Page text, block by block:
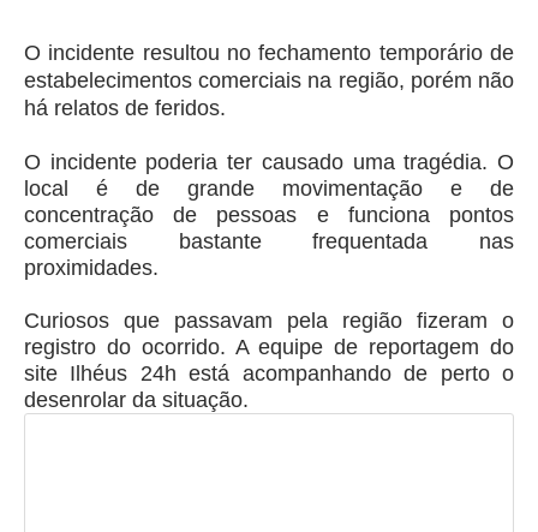
O incidente resultou no fechamento temporário de
estabelecimentos comerciais na região, porém não
há relatos de feridos.
O incidente poderia ter causado uma tragédia. O
local é de grande movimentação e de
concentração de pessoas e funciona pontos
comerciais bastante frequentada nas
proximidades.
Curiosos que passavam pela região fizeram o
registro do ocorrido. A equipe de reportagem do
site Ilhéus 24h está acompanhando de perto o
desenrolar da situação.